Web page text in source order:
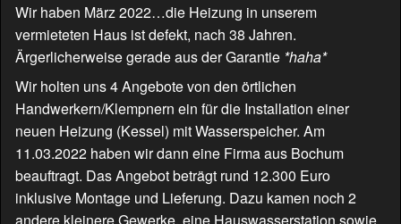
Wir haben März 2022…die Heizung in unserem
vermieteten Haus ist defekt, nach 38 Jahren.
Ärgerlicherweise gerade aus der Garantie *haha*
Wir holten uns 4 Angebote von den örtlichen
Handwerkern/Klempnern ein für die Installation einer
neuen Heizung (Kessel) mit Wasserspeicher. Am
11.03.2022 haben wir dann eine Firma aus Bochum
beauftragt. Das Angebot beträgt rund 12.300 Euro
inklusive Montage und Lieferung. Dazu kamen noch 2
andere kleinere Gewerke, eine Hauswasserstation sowie